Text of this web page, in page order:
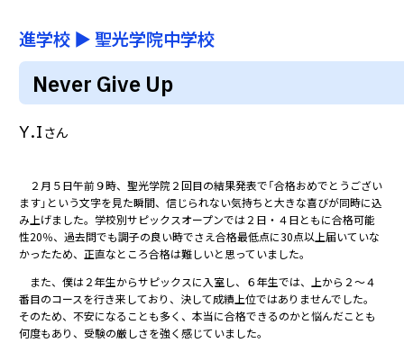
進学校 ▶聖光学院中学校
Never Give Up
Y.Iさん
２月５日午前９時、聖光学院２回目の結果発表で「合格おめでとうござい
ます」という文字を見た瞬間、信じられない気持ちと大きな喜びが同時に込
み上げました。学校別サピックスオープンでは２日・４日ともに合格可能
性20％、過去問でも調子の良い時でさえ合格最低点に30点以上届いていな
かったため、正直なところ合格は難しいと思っていました。
また、僕は２年生からサピックスに入室し、６年生では、上から２～４
番目のコースを行き来しており、決して成績上位ではありませんでした。
そのため、不安になることも多く、本当に合格できるのかと悩んだことも
何度もあり、受験の厳しさを強く感じていました。